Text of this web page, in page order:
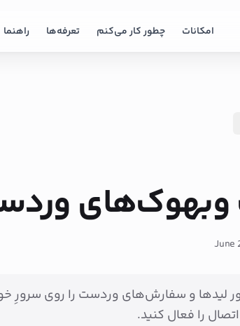
امکانات چطور کار می‌کنم تعرفه‌ها راهنما
وبهوک‌های
June
لیدها و سفارش‌های وردست را روی سرورِ
را فعال کنید.